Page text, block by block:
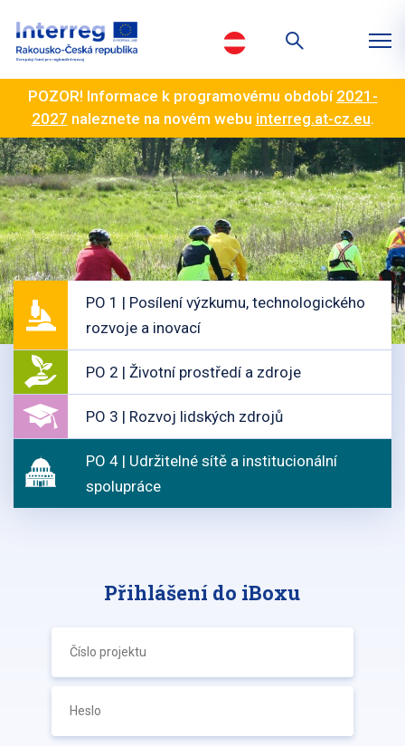
POZOR! Informace k programovému období 2021-
2027 naleznete na novém webu interreg.at-cz.eu.
PO 1 | Posílení výzkumu, technologického
rozvoje a inovací
PO 2 | Životní prostředí a zdroje
PO 3 | Rozvoj lidských zdrojů
PO 4 | Udržitelné sítě a institucionální
spolupráce
Přihlášení do iBoxu